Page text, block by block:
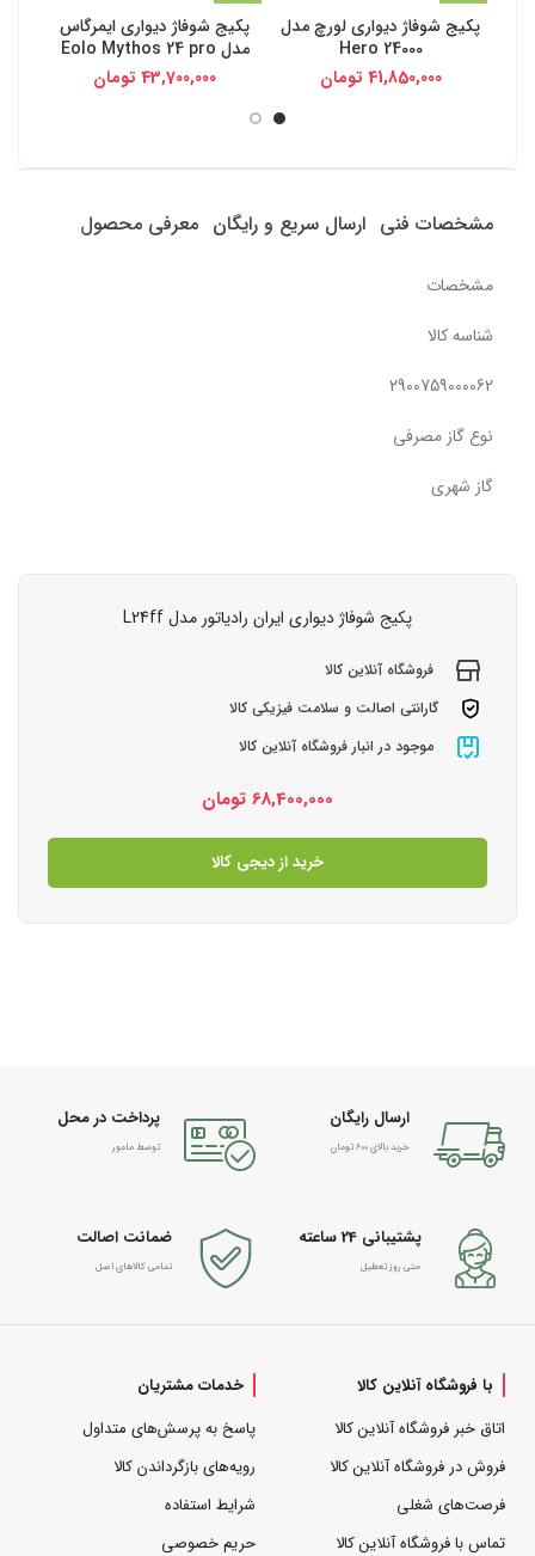
پکیج شوفاژ دیواری لورچ مدل
Hero 24000
41,850,000 تومان
پکیج شوفاژ دیواری ایمرگاس
مدل Eolo Mythos 24 pro
43,700,000 تومان
مشخصات فنی ارسال سریع و رایگان معرفی محصول
مشخصات
شناسه کالا
2900759000062
نوع گاز مصرفی
گاز شهری
پکیج شوفاژ دیواری ایران رادیاتور مدل L24ff
فروشگاه آنلاین کالا
گارانتی اصالت و سلامت فیزیکی کالا
موجود در انبار فروشگاه آنلاین کالا
68,400,000 تومان
خرید از دیجی کالا
ارسال رایگان
خرید بالای 600 تومان
پرداخت در محل
توسط مامور
پشتیبانی 24 ساعته
حتی روز تعطیل
ضمانت اصالت
تمامی کالاهای اصل
با فروشگاه آنلاین کالا
اتاق خبر فروشگاه آنلاین کالا
فروش در فروشگاه آنلاین کالا
فرصت‌های شغلی
تماس با فروشگاه آنلاین کالا
خدمات مشتریان
پاسخ به پرسش‌های متداول
رویه‌های بازگرداندن کالا
شرایط استفاده
حریم خصوصی